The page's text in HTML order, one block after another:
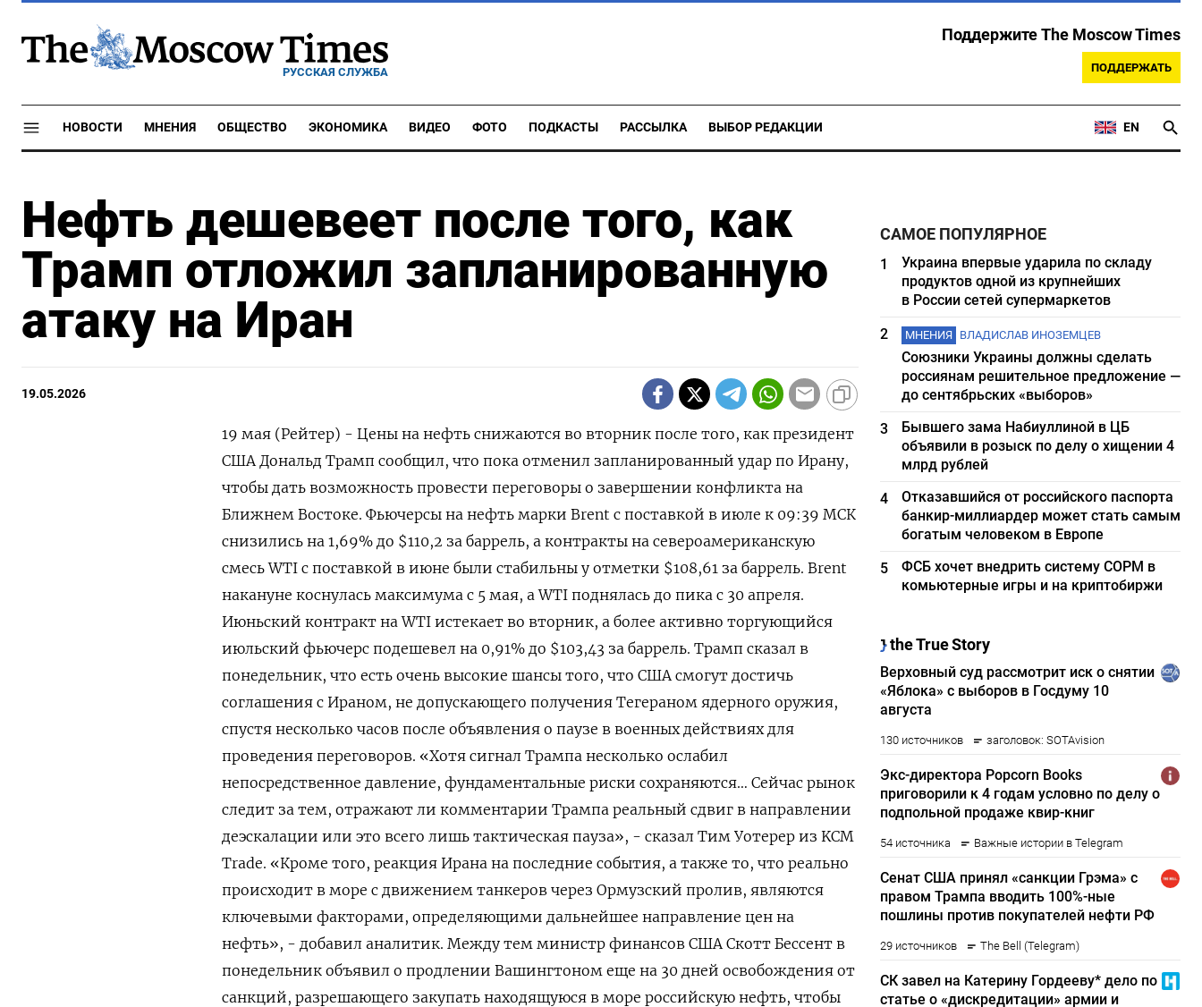
РУССКАЯ СЛУЖБА
Поддержите The Moscow Times
ПОДДЕРЖАТЬ
НОВОСТИ МНЕНИЯ ОБЩЕСТВО ЭКОНОМИКА ВИДЕО ФОТО ПОДКАСТЫ РАССЫЛКА ВЫБОР РЕДАКЦИИ EN
Нефть дешевеет после того, как
Трамп отложил запланированную
атаку на Иран
19.05.2026
19 мая (Рейтер) - Цены на нефть снижаются во вторник после того, как президент
США Дональд Трамп сообщил, что пока отменил запланированный удар по Ирану,
чтобы ‌дать возможность провести переговоры о завершении конфликта на
Ближнем Востоке. Фьючерсы на нефть марки Brent с поставкой в июле к 09:39 МСК
снизились на ​1,69% до $110,2 за баррель, ​а контракты на североамериканскую ​
смесь WTI с ⁠поставкой в июне были стабильны у отметки $108,61 за ‌баррель. Brent
накануне коснулась максимума с ‌5 мая, а WTI поднялась до пика с 30 апреля.
Июньский контракт на ​WTI истекает во вторник, а более активно торгующийся
июльский фьючерс ‌подешевел на 0,91% до $103,43 за баррель. Трамп сказал в
понедельник, ​что есть очень высокие шансы того, что США смогут достичь
‌соглашения с Ираном, не допускающего получения Тегераном ядерного оружия,
спустя несколько часов после объявления о паузе в военных действиях для ​
проведения переговоров. «Хотя сигнал ​Трампа несколько ослабил
‌непосредственное давление, фундаментальные риски сохраняются… Сейчас рынок
следит за тем, отражают ли ​комментарии Трампа реальный сдвиг в направлении
деэскалации или это всего лишь тактическая пауза», - сказал Тим Уотерер из KCM
Trade. «Кроме того, реакция Ирана на последние события, а также то, что реально
происходит в море с движением танкеров через Ормузский пролив, являются
ключевыми факторами, определяющими дальнейшее направление цен ​на
нефть», - добавил ⁠аналитик. Между тем министр финансов США Скотт Бессент в
понедельник объявил о продлении Вашингтоном еще на ‌30 дней освобождения от
санкций, разрешающего закупать находящуюся в ‌море российскую нефть, чтобы
САМОЕ ПОПУЛЯРНОЕ
1
Украина впервые ударила по складу
продуктов одной из крупнейших
в России сетей супермаркетов
2
МНЕНИЯ ВЛАДИСЛАВ ИНОЗЕМЦЕВ
Союзники Украины должны сделать
россиянам решительное предложение —
до сентябрьских «выборов»
3
Бывшего зама Набиуллиной в ЦБ
объявили в розыск по делу о хищении 4
млрд рублей
4
Отказавшийся от российского паспорта
банкир-миллиардер может стать самым
богатым человеком в Европе
5
ФСБ хочет внедрить систему СОРМ в
комьютерные игры и на криптобиржи